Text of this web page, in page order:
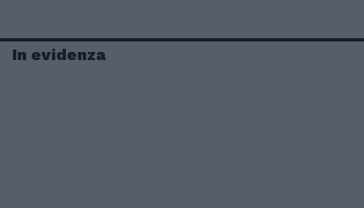
In evidenza